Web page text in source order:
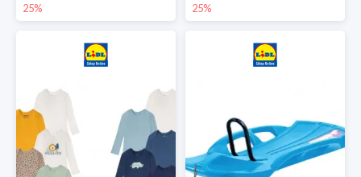
25% 25%